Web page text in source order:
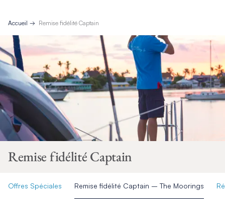
Accueil Remise fidélité Captain
Remise fidélité Captain
Offres Spéciales Remise fidélité Captain – The Moorings